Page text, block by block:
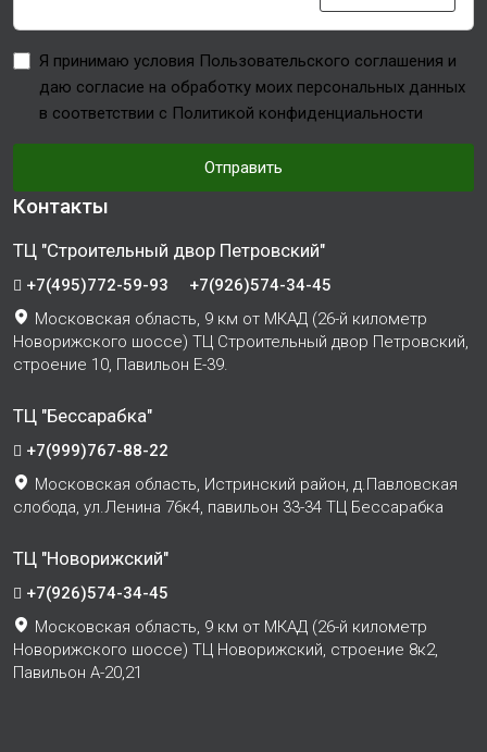
Я принимаю условия Пользовательского соглашения и
даю согласие на обработку моих персональных данных
в соответствии с Политикой конфиденциальности
Отправить
Контакты
ТЦ "Строительный двор Петровский"
+7(495)772-59-93
+7(926)574-34-45
Московская область, 9 км от МКАД (26-й километр
Новорижского шоссе) ТЦ Строительный двор Петровский,
строение 10, Павильон Е-39.
ТЦ "Бессарабка"
+7(999)767-88-22
Московская область, Истринский район, д.Павловская
слобода, ул.Ленина 76к4, павильон 33-34 ТЦ Бессарабка
ТЦ "Новорижский"
+7(926)574-34-45
Московская область, 9 км от МКАД (26-й километр
Новорижского шоссе) ТЦ Новорижский, строение 8к2,
Павильон А-20,21